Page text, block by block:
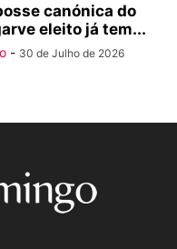
canónica do
eleito já tem...
- 30 de Julho de 2026